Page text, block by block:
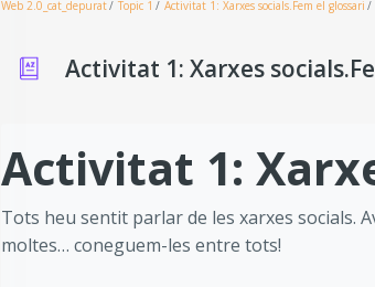
Web 2.0_cat_depurat Topic 1 Activitat 1: Xarxes socials.Fem el glossari
Activitat 1: Xarxes
Activitat 1:
Tots heu sentit parlar de les xarxes socials.
moltes… coneguem-les entre tots!